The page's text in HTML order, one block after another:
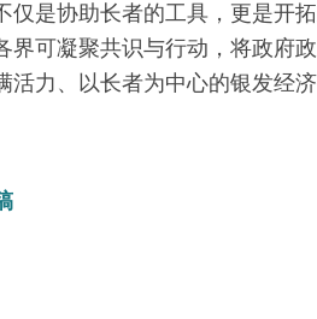
仅是协助长者的工具，更是开
界可凝聚共识与行动，将政府
活力、以长者为中心的银发经济